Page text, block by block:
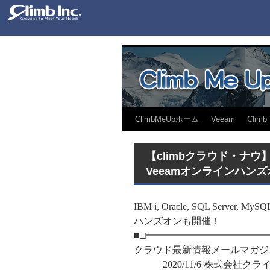
ClimbMeUpホーム Veeam Climb
【climbクラウド・ナウ
Veeamオンラインハン
IBM i, Oracle, SQL Server,
ハンズオンも開催！
クラウド最新情報メールマガ
2020/11/6 株式会社クラ